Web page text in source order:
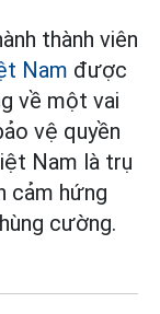
thành viên
Nam được
về một vai
vệ quyền
Nam là trụ
cảm hứng
cường.